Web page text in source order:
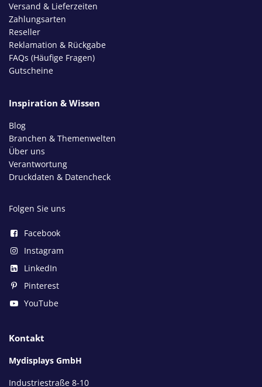
Versand & Lieferzeiten
Zahlungsarten
Reseller
Reklamation & Rückgabe
FAQs (Häufige Fragen)
Gutscheine
Inspiration & Wissen
Blog
Branchen & Themenwelten
Über uns
Verantwortung
Druckdaten & Datencheck
Folgen Sie uns
Facebook
Instagram
LinkedIn
Pinterest
YouTube
Kontakt
Mydisplays GmbH
Industriestraße 8-10